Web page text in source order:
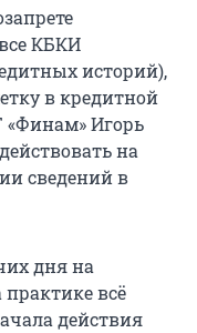
КБКИ
историй),
в кредитной
«Финам» Игорь
на
сведений в
дня на
всё
действия